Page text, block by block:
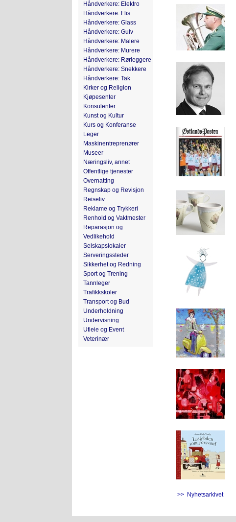
Håndverkere: Elektro
Håndverkere: Flis
Håndverkere: Glass
Håndverkere: Gulv
Håndverkere: Malere
Håndverkere: Murere
Håndverkere: Rørleggere
Håndverkere: Snekkere
Håndverkere: Tak
Kirker og Religion
Kjøpesenter
Konsulenter
Kunst og Kultur
Kurs og Konferanse
Leger
Maskinentreprenører
Museer
Næringsliv, annet
Offentlige tjenester
Overnatting
Regnskap og Revisjon
Reiseliv
Reklame og Trykkeri
Renhold og Vaktmester
Reparasjon og
Vedlikehold
Selskapslokaler
Serveringssteder
Sikkerhet og Redning
Sport og Trening
Tannleger
Trafikkskoler
Transport og Bud
Underholdning
Undervisning
Utleie og Event
Veterinær
>> Nyhetsarkivet